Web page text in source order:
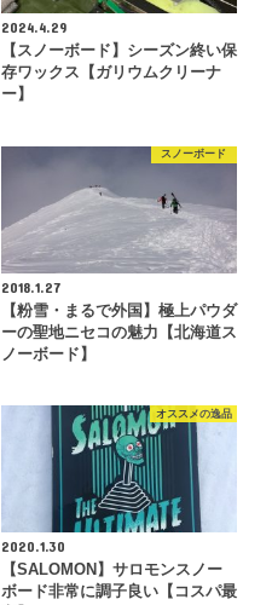
2024.4.29
【スノーボード】シーズン終い保
存ワックス【ガリウムクリーナ
ー】
スノーボード
2018.1.27
【粉雪・まるで外国】極上パウダ
ーの聖地ニセコの魅力【北海道ス
ノーボード】
オススメの逸品
2020.1.30
【SALOMON】サロモンスノー
ボード非常に調子良い【コスパ最